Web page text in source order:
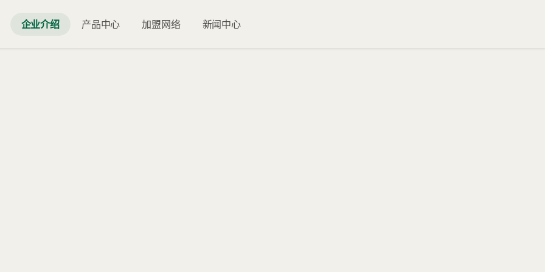
企业介绍 产品中心 加盟网络 新闻中心